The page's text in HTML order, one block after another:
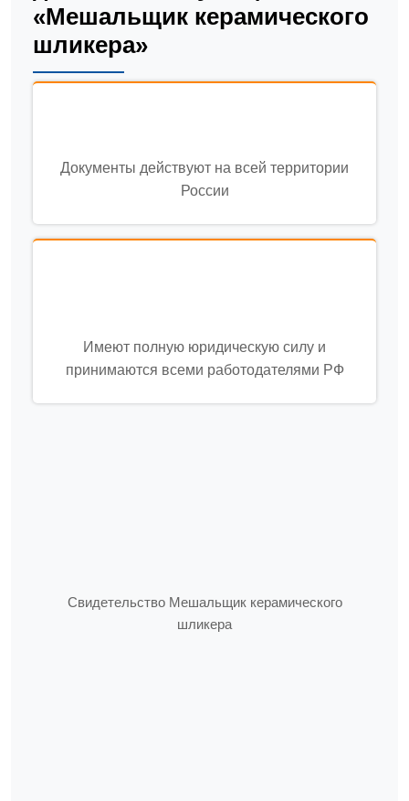
«Мешальщик керамического
шликера»
Документы действуют на всей территории
России
Имеют полную юридическую силу и
принимаются всеми работодателями РФ
Свидетельство Мешальщик керамического
шликера